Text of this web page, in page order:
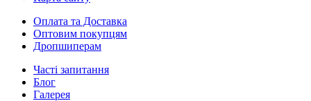
Оплата та Доставка
Оптовим покупцям
Дропшиперам
Часті запитання
Блог
Галерея